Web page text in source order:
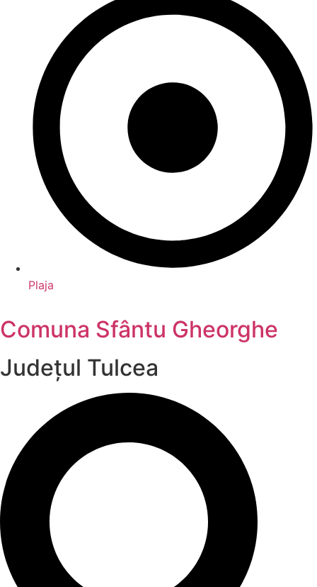
Plaja
Comuna Sfântu Gheorghe
Județul Tulcea